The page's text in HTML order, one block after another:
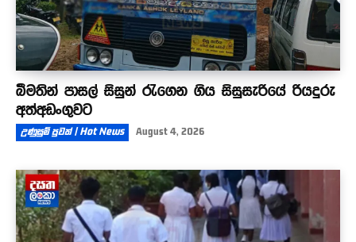
බීමතින් පාසල් සිසුන් රැගෙන ගිය සිසුසැරියේ රියදුරු
අත්අඩංගුවට
උණුසුම් පුවත් | Hot News August 4, 2026